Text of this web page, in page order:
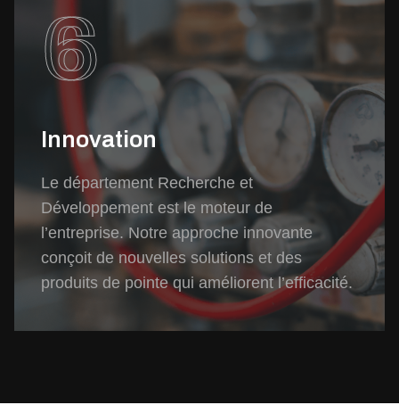
6
Innovation
Le département Recherche et
Développement est le moteur de
l’entreprise. Notre approche innovante
conçoit de nouvelles solutions et des
produits de pointe qui améliorent l’efficacité.